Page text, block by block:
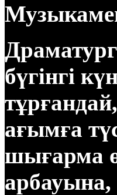
бүгінгі
ағымға
шығарма